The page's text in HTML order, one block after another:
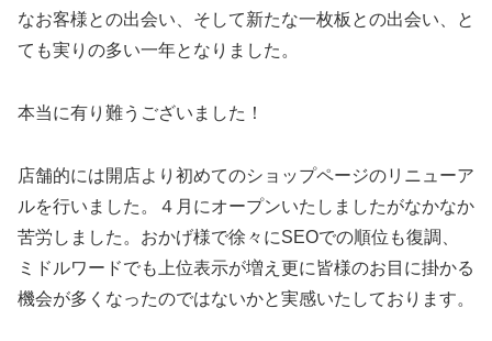
なお客様との出会い、そして新たな一枚板との出会い、と
ても実りの多い一年となりました。
本当に有り難うございました！
店舗的には開店より初めてのショップページのリニューア
ルを行いました。４月にオープンいたしましたがなかなか
苦労しました。おかげ様で徐々にSEOでの順位も復調、
ミドルワードでも上位表示が増え更に皆様のお目に掛かる
機会が多くなったのではないかと実感いたしております。